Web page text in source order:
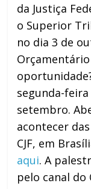
da Justiça
o Superior
no dia 3 de
segunda-feira
setembro.
acontecer
CJF, em
aqui. A
pelo canal do